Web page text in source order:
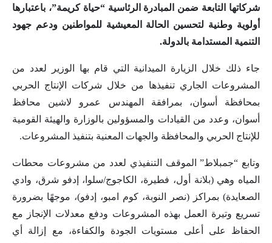
شركاتها التابعة ضمن المبادرة الرئاسية “حياة كريمة”، باعتبارها
أولوية وطنية لتحسين الحالة المعيشية للمواطنين ودعم جهود
التنمية المستدامة بالدولة.
جاء ذلك خلال الزيارة الميدانية التي قام بها الوزير لعدد من
المشروعات الجاري تنفيذها من خلال شركات الإنتاج الحربي
بمحافظة أسوان، بمرافقة المهندس عمرو لاشين محافظ
أسوان، وعدد من القيادات والمسؤولين بالوزارة والهيئة القومية
للإنتاج الحربي والمحافظة والجهات المعنية بتنفيذ المشروعات.
وتابع “جمبلاط” الموقف التنفيذي لعدد من مشروعات محطات
المياه وهي (بلانة أول، فطيرة، الكاجوج/سلوا، إدفو شرق، وادي
الصعايدة) بمراكز (نصر النوبة، كوم امبو، إدفو)، موجهًا بضرورة
تسريع وتيرة العمل بهذه المشروعات ودفع معدلات الإنجاز مع
الحفاظ على أعلى مستويات الجودة والكفاءة، مع إزالة أي